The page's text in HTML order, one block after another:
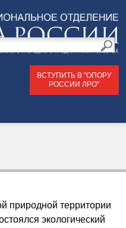
ВСТУПИТЬ В "ОПОРУ
РОССИИ ЛРО"
природной территории
экологический